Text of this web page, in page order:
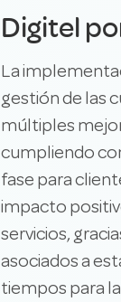
Digitel
La
gestión de las
múltiples
cumpliendo
fase para
impacto
servicios,
asociados a
tiempos para